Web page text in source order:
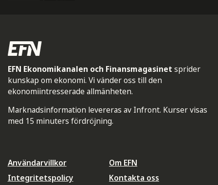
EFN Ekonomikanalen och Finansmagasinet sprider
kunskap om ekonomi. Vi vänder oss till den
ekonomiintresserade allmänheten.
Marknadsinformation levereras av Infront. Kurser visas
med 15 minuters fördröjning.
Användarvillkor
Integritetspolicy
Om EFN
Kontakta oss